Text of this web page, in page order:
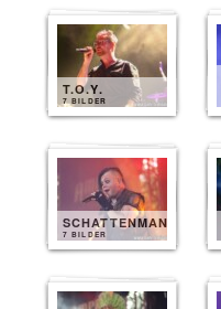
T.O.Y.
7 BILDER
SCHATTENMANN
7 BILDER